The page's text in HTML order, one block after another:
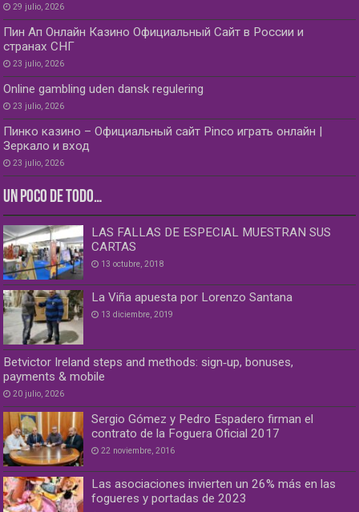
29 julio, 2026
Пин Ап Онлайн Казино Официальный Сайт в России и
странах СНГ
23 julio, 2026
Online gambling uden dansk regulering
23 julio, 2026
Пинко казино – Официальный сайт Pinco играть онлайн |
Зеркало и вход
23 julio, 2026
UN POCO DE TODO…
LAS FALLAS DE ESPECIAL MUESTRAN SUS
CARTAS
13 octubre, 2018
La Viña apuesta por Lorenzo Santana
13 diciembre, 2019
Betvictor Ireland steps and methods: sign‑up, bonuses,
payments & mobile
20 julio, 2026
Sergio Gómez y Pedro Espadero firman el
contrato de la Foguera Oficial 2017
22 noviembre, 2016
Las asociaciones invierten un 26% más en las
fogueres y portadas de 2023